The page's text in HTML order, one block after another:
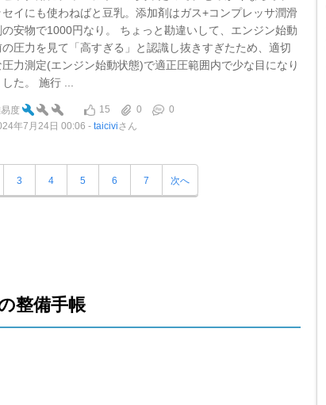
セイにも使わねばと豆乳。添加剤はガス+コンプレッサ潤滑
の安物で1000円なり。 ちょっと勘違いして、エンジン始動
の圧力を見て「高すぎる」と認識し抜きすぎたため、適切
圧力測定(エンジン始動状態)で適正圧範囲内で少な目になり
た。 施行 ...
度 15 0
0
年7月24日 00:06
taiciviさん
3 4 5 6 7 次へ
整備手帳